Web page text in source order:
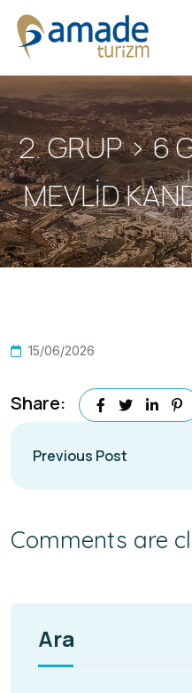
2. GRUP > 6
MEVLİD
15/06/2026
Share:
Previous Post
Comments are
Ara